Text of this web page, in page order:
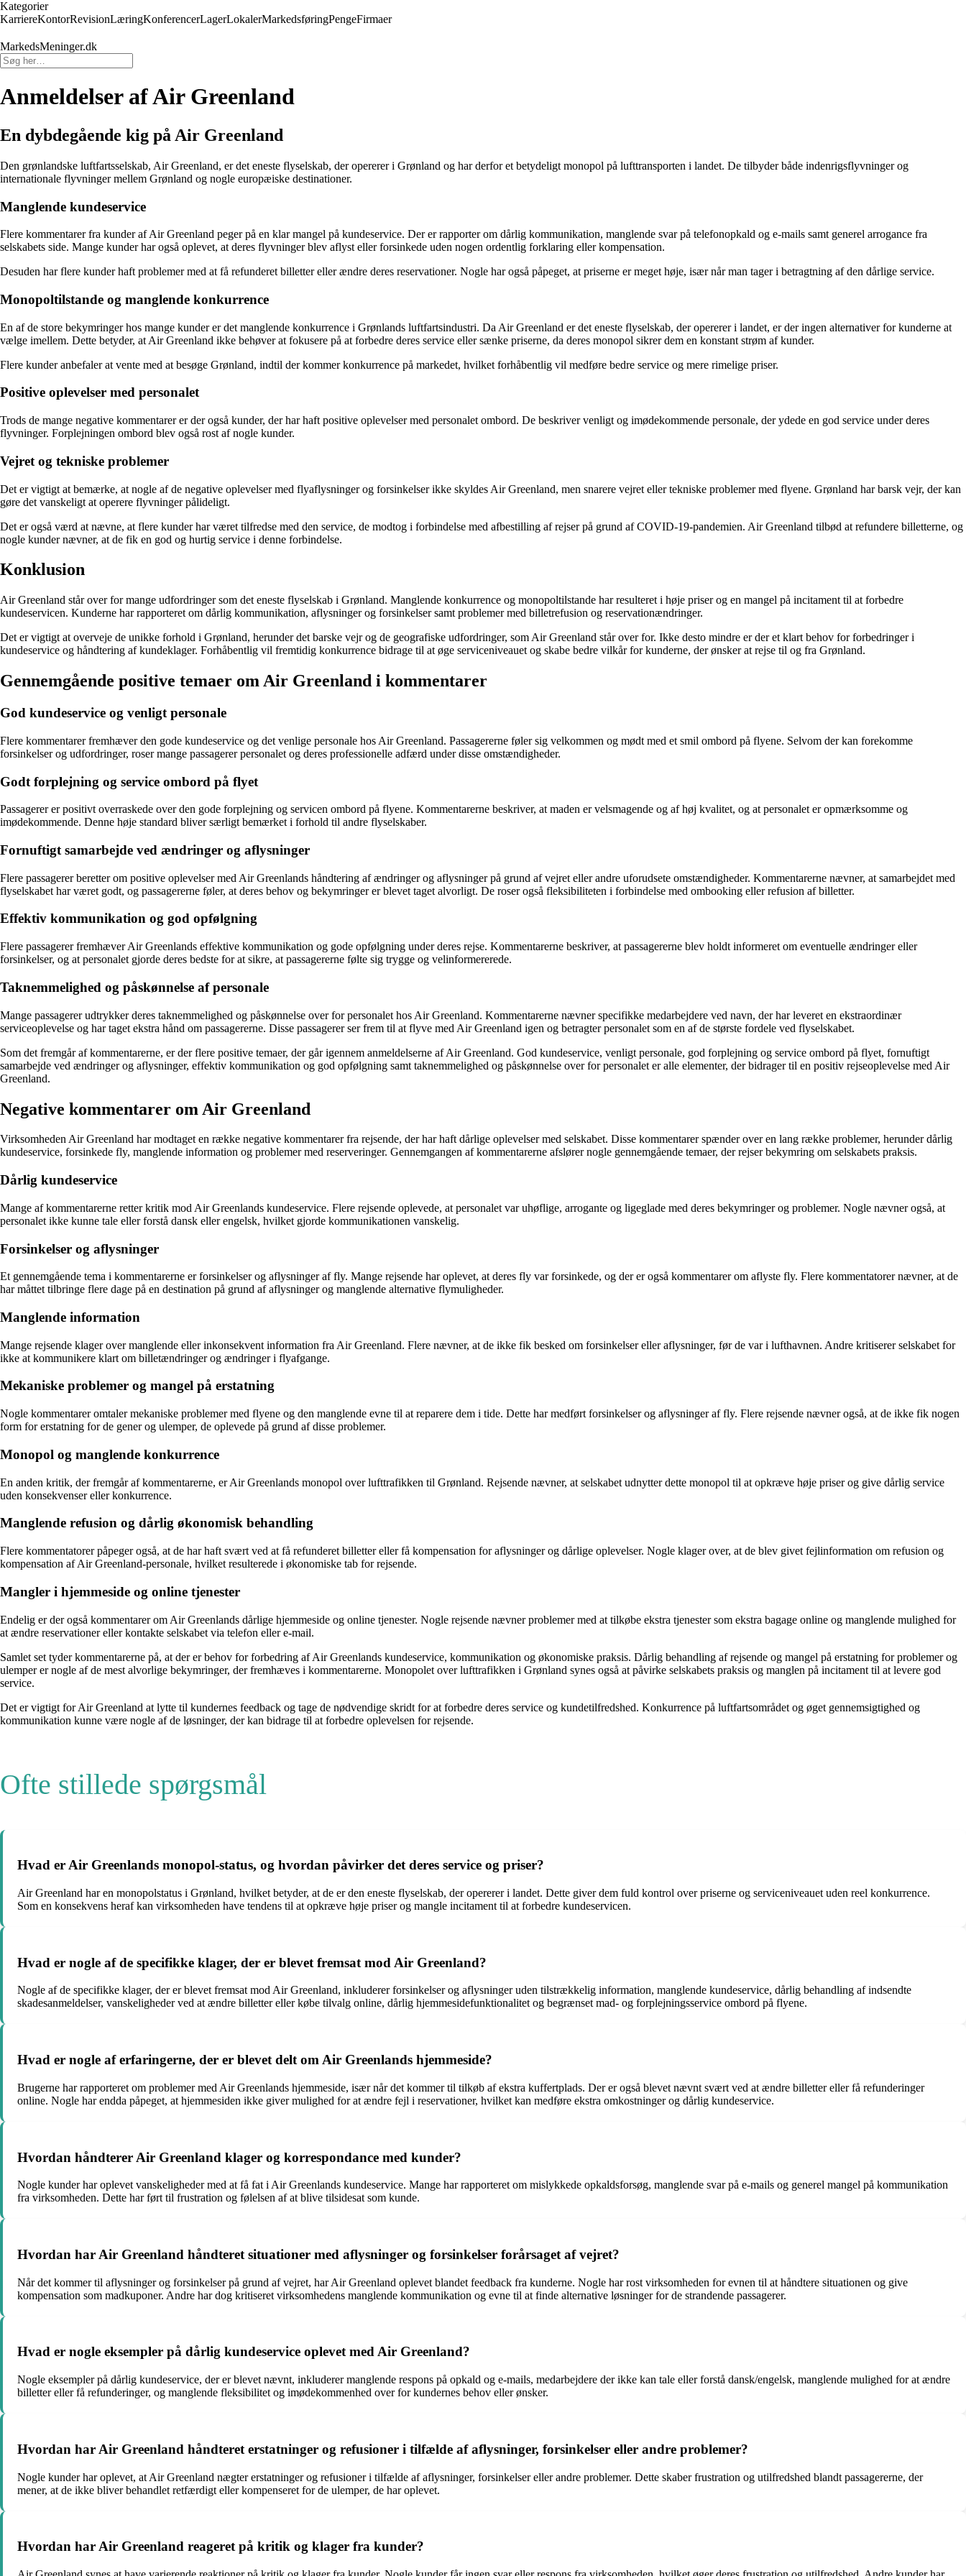
Kategorier
KarriereKontorRevisionLæringKonferencerLagerLokalerMarkedsføringPengeFirmaer
MarkedsMeninger.dk
Anmeldelser af Air Greenland
En dybdegående kig på Air Greenland
Den grønlandske luftfartsselskab, Air Greenland, er det eneste flyselskab, der opererer i Grønland og har derfor et betydeligt monopol på lufttransporten i landet. De tilbyder både indenrigsflyvninger og
internationale flyvninger mellem Grønland og nogle europæiske destinationer.
Manglende kundeservice
Flere kommentarer fra kunder af Air Greenland peger på en klar mangel på kundeservice. Der er rapporter om dårlig kommunikation, manglende svar på telefonopkald og e-mails samt generel arrogance fra
selskabets side. Mange kunder har også oplevet, at deres flyvninger blev aflyst eller forsinkede uden nogen ordentlig forklaring eller kompensation.
Desuden har flere kunder haft problemer med at få refunderet billetter eller ændre deres reservationer. Nogle har også påpeget, at priserne er meget høje, især når man tager i betragtning af den dårlige service.
Monopoltilstande og manglende konkurrence
En af de store bekymringer hos mange kunder er det manglende konkurrence i Grønlands luftfartsindustri. Da Air Greenland er det eneste flyselskab, der opererer i landet, er der ingen alternativer for kunderne at
vælge imellem. Dette betyder, at Air Greenland ikke behøver at fokusere på at forbedre deres service eller sænke priserne, da deres monopol sikrer dem en konstant strøm af kunder.
Flere kunder anbefaler at vente med at besøge Grønland, indtil der kommer konkurrence på markedet, hvilket forhåbentlig vil medføre bedre service og mere rimelige priser.
Positive oplevelser med personalet
Trods de mange negative kommentarer er der også kunder, der har haft positive oplevelser med personalet ombord. De beskriver venligt og imødekommende personale, der ydede en god service under deres
flyvninger. Forplejningen ombord blev også rost af nogle kunder.
Vejret og tekniske problemer
Det er vigtigt at bemærke, at nogle af de negative oplevelser med flyaflysninger og forsinkelser ikke skyldes Air Greenland, men snarere vejret eller tekniske problemer med flyene. Grønland har barsk vejr, der kan
gøre det vanskeligt at operere flyvninger pålideligt.
Det er også værd at nævne, at flere kunder har været tilfredse med den service, de modtog i forbindelse med afbestilling af rejser på grund af COVID-19-pandemien. Air Greenland tilbød at refundere billetterne, og
nogle kunder nævner, at de fik en god og hurtig service i denne forbindelse.
Konklusion
Air Greenland står over for mange udfordringer som det eneste flyselskab i Grønland. Manglende konkurrence og monopoltilstande har resulteret i høje priser og en mangel på incitament til at forbedre
kundeservicen. Kunderne har rapporteret om dårlig kommunikation, aflysninger og forsinkelser samt problemer med billetrefusion og reservationændringer.
Det er vigtigt at overveje de unikke forhold i Grønland, herunder det barske vejr og de geografiske udfordringer, som Air Greenland står over for. Ikke desto mindre er der et klart behov for forbedringer i
kundeservice og håndtering af kundeklager. Forhåbentlig vil fremtidig konkurrence bidrage til at øge serviceniveauet og skabe bedre vilkår for kunderne, der ønsker at rejse til og fra Grønland.
Gennemgående positive temaer om Air Greenland i kommentarer
God kundeservice og venligt personale
Flere kommentarer fremhæver den gode kundeservice og det venlige personale hos Air Greenland. Passagererne føler sig velkommen og mødt med et smil ombord på flyene. Selvom der kan forekomme
forsinkelser og udfordringer, roser mange passagerer personalet og deres professionelle adfærd under disse omstændigheder.
Godt forplejning og service ombord på flyet
Passagerer er positivt overraskede over den gode forplejning og servicen ombord på flyene. Kommentarerne beskriver, at maden er velsmagende og af høj kvalitet, og at personalet er opmærksomme og
imødekommende. Denne høje standard bliver særligt bemærket i forhold til andre flyselskaber.
Fornuftigt samarbejde ved ændringer og aflysninger
Flere passagerer beretter om positive oplevelser med Air Greenlands håndtering af ændringer og aflysninger på grund af vejret eller andre uforudsete omstændigheder. Kommentarerne nævner, at samarbejdet med
flyselskabet har været godt, og passagererne føler, at deres behov og bekymringer er blevet taget alvorligt. De roser også fleksibiliteten i forbindelse med ombooking eller refusion af billetter.
Effektiv kommunikation og god opfølgning
Flere passagerer fremhæver Air Greenlands effektive kommunikation og gode opfølgning under deres rejse. Kommentarerne beskriver, at passagererne blev holdt informeret om eventuelle ændringer eller
forsinkelser, og at personalet gjorde deres bedste for at sikre, at passagererne følte sig trygge og velinformererede.
Taknemmelighed og påskønnelse af personale
Mange passagerer udtrykker deres taknemmelighed og påskønnelse over for personalet hos Air Greenland. Kommentarerne nævner specifikke medarbejdere ved navn, der har leveret en ekstraordinær
serviceoplevelse og har taget ekstra hånd om passagererne. Disse passagerer ser frem til at flyve med Air Greenland igen og betragter personalet som en af de største fordele ved flyselskabet.
Som det fremgår af kommentarerne, er der flere positive temaer, der går igennem anmeldelserne af Air Greenland. God kundeservice, venligt personale, god forplejning og service ombord på flyet, fornuftigt
samarbejde ved ændringer og aflysninger, effektiv kommunikation og god opfølgning samt taknemmelighed og påskønnelse over for personalet er alle elementer, der bidrager til en positiv rejseoplevelse med Air
Greenland.
Negative kommentarer om Air Greenland
Virksomheden Air Greenland har modtaget en række negative kommentarer fra rejsende, der har haft dårlige oplevelser med selskabet. Disse kommentarer spænder over en lang række problemer, herunder dårlig
kundeservice, forsinkede fly, manglende information og problemer med reserveringer. Gennemgangen af kommentarerne afslører nogle gennemgående temaer, der rejser bekymring om selskabets praksis.
Dårlig kundeservice
Mange af kommentarerne retter kritik mod Air Greenlands kundeservice. Flere rejsende oplevede, at personalet var uhøflige, arrogante og ligeglade med deres bekymringer og problemer. Nogle nævner også, at
personalet ikke kunne tale eller forstå dansk eller engelsk, hvilket gjorde kommunikationen vanskelig.
Forsinkelser og aflysninger
Et gennemgående tema i kommentarerne er forsinkelser og aflysninger af fly. Mange rejsende har oplevet, at deres fly var forsinkede, og der er også kommentarer om aflyste fly. Flere kommentatorer nævner, at de
har måttet tilbringe flere dage på en destination på grund af aflysninger og manglende alternative flymuligheder.
Manglende information
Mange rejsende klager over manglende eller inkonsekvent information fra Air Greenland. Flere nævner, at de ikke fik besked om forsinkelser eller aflysninger, før de var i lufthavnen. Andre kritiserer selskabet for
ikke at kommunikere klart om billetændringer og ændringer i flyafgange.
Mekaniske problemer og mangel på erstatning
Nogle kommentarer omtaler mekaniske problemer med flyene og den manglende evne til at reparere dem i tide. Dette har medført forsinkelser og aflysninger af fly. Flere rejsende nævner også, at de ikke fik nogen
form for erstatning for de gener og ulemper, de oplevede på grund af disse problemer.
Monopol og manglende konkurrence
En anden kritik, der fremgår af kommentarerne, er Air Greenlands monopol over lufttrafikken til Grønland. Rejsende nævner, at selskabet udnytter dette monopol til at opkræve høje priser og give dårlig service
uden konsekvenser eller konkurrence.
Manglende refusion og dårlig økonomisk behandling
Flere kommentatorer påpeger også, at de har haft svært ved at få refunderet billetter eller få kompensation for aflysninger og dårlige oplevelser. Nogle klager over, at de blev givet fejlinformation om refusion og
kompensation af Air Greenland-personale, hvilket resulterede i økonomiske tab for rejsende.
Mangler i hjemmeside og online tjenester
Endelig er der også kommentarer om Air Greenlands dårlige hjemmeside og online tjenester. Nogle rejsende nævner problemer med at tilkøbe ekstra tjenester som ekstra bagage online og manglende mulighed for
at ændre reservationer eller kontakte selskabet via telefon eller e-mail.
Samlet set tyder kommentarerne på, at der er behov for forbedring af Air Greenlands kundeservice, kommunikation og økonomiske praksis. Dårlig behandling af rejsende og mangel på erstatning for problemer og
ulemper er nogle af de mest alvorlige bekymringer, der fremhæves i kommentarerne. Monopolet over lufttrafikken i Grønland synes også at påvirke selskabets praksis og manglen på incitament til at levere god
service.
Det er vigtigt for Air Greenland at lytte til kundernes feedback og tage de nødvendige skridt for at forbedre deres service og kundetilfredshed. Konkurrence på luftfartsområdet og øget gennemsigtighed og
kommunikation kunne være nogle af de løsninger, der kan bidrage til at forbedre oplevelsen for rejsende.
Ofte stillede spørgsmål
Hvad er Air Greenlands monopol-status, og hvordan påvirker det deres service og priser?
Air Greenland har en monopolstatus i Grønland, hvilket betyder, at de er den eneste flyselskab, der opererer i landet. Dette giver dem fuld kontrol over priserne og serviceniveauet uden reel konkurrence.
Som en konsekvens heraf kan virksomheden have tendens til at opkræve høje priser og mangle incitament til at forbedre kundeservicen.
Hvad er nogle af de specifikke klager, der er blevet fremsat mod Air Greenland?
Nogle af de specifikke klager, der er blevet fremsat mod Air Greenland, inkluderer forsinkelser og aflysninger uden tilstrækkelig information, manglende kundeservice, dårlig behandling af indsendte
skadesanmeldelser, vanskeligheder ved at ændre billetter eller købe tilvalg online, dårlig hjemmesidefunktionalitet og begrænset mad- og forplejningsservice ombord på flyene.
Hvad er nogle af erfaringerne, der er blevet delt om Air Greenlands hjemmeside?
Brugerne har rapporteret om problemer med Air Greenlands hjemmeside, især når det kommer til tilkøb af ekstra kuffertplads. Der er også blevet nævnt svært ved at ændre billetter eller få refunderinger
online. Nogle har endda påpeget, at hjemmesiden ikke giver mulighed for at ændre fejl i reservationer, hvilket kan medføre ekstra omkostninger og dårlig kundeservice.
Hvordan håndterer Air Greenland klager og korrespondance med kunder?
Nogle kunder har oplevet vanskeligheder med at få fat i Air Greenlands kundeservice. Mange har rapporteret om mislykkede opkaldsforsøg, manglende svar på e-mails og generel mangel på kommunikation
fra virksomheden. Dette har ført til frustration og følelsen af at blive tilsidesat som kunde.
Hvordan har Air Greenland håndteret situationer med aflysninger og forsinkelser forårsaget af vejret?
Når det kommer til aflysninger og forsinkelser på grund af vejret, har Air Greenland oplevet blandet feedback fra kunderne. Nogle har rost virksomheden for evnen til at håndtere situationen og give
kompensation som madkuponer. Andre har dog kritiseret virksomhedens manglende kommunikation og evne til at finde alternative løsninger for de strandende passagerer.
Hvad er nogle eksempler på dårlig kundeservice oplevet med Air Greenland?
Nogle eksempler på dårlig kundeservice, der er blevet nævnt, inkluderer manglende respons på opkald og e-mails, medarbejdere der ikke kan tale eller forstå dansk/engelsk, manglende mulighed for at ændre
billetter eller få refunderinger, og manglende fleksibilitet og imødekommenhed over for kundernes behov eller ønsker.
Hvordan har Air Greenland håndteret erstatninger og refusioner i tilfælde af aflysninger, forsinkelser eller andre problemer?
Nogle kunder har oplevet, at Air Greenland nægter erstatninger og refusioner i tilfælde af aflysninger, forsinkelser eller andre problemer. Dette skaber frustration og utilfredshed blandt passagererne, der
mener, at de ikke bliver behandlet retfærdigt eller kompenseret for de ulemper, de har oplevet.
Hvordan har Air Greenland reageret på kritik og klager fra kunder?